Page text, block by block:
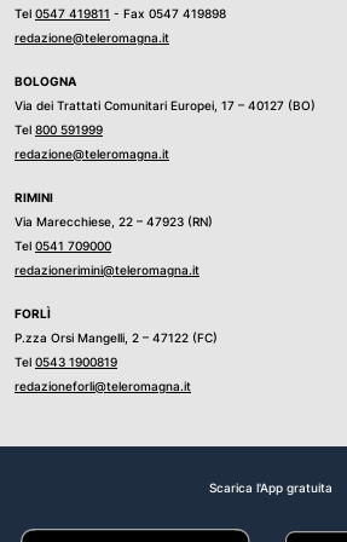
Tel 0547 419811 - Fax 0547 419898
redazione@teleromagna.it
BOLOGNA
Via dei Trattati Comunitari Europei, 17 – 40127 (BO)
Tel 800 591999
redazione@teleromagna.it
RIMINI
Via Marecchiese, 22 – 47923 (RN)
Tel 0541 709000
redazionerimini@teleromagna.it
FORLÌ
P.zza Orsi Mangelli, 2 – 47122 (FC)
Tel 0543 1900819
redazioneforli@teleromagna.it
Scarica l'App gratuita